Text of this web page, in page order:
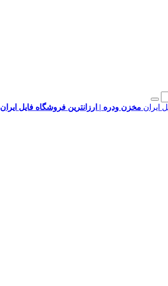
مخزن ودره | ارزانترین فروشگاه فایل ایران